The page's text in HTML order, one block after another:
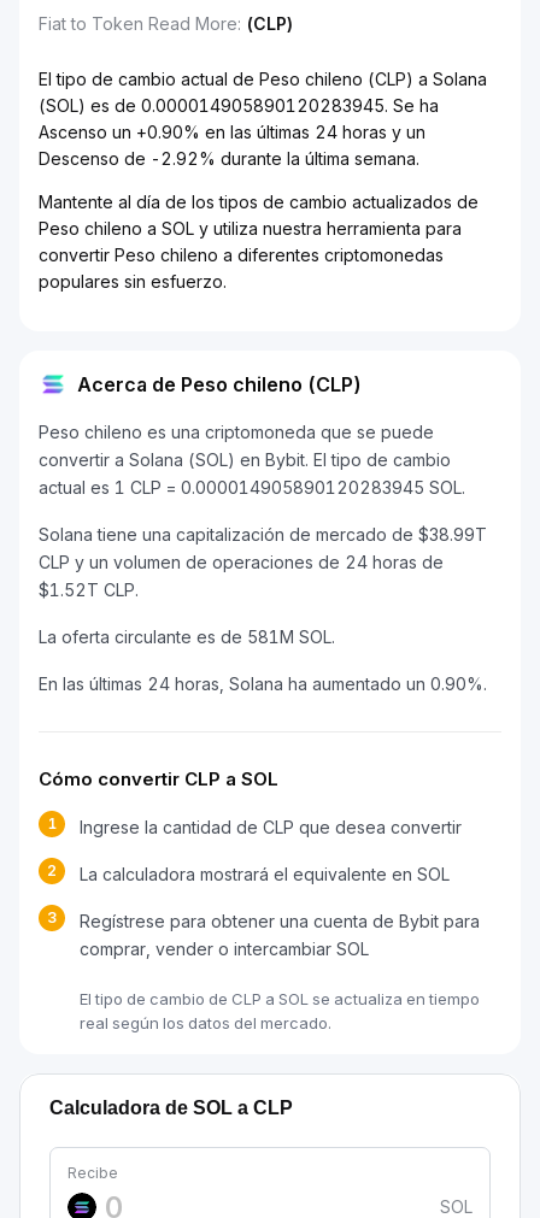
Fiat to Token Read More: (CLP)
El tipo de cambio actual de Peso chileno (CLP) a Solana
(SOL) es de 0.000014905890120283945. Se ha
Ascenso un +0.90% en las últimas 24 horas y un
Descenso de -2.92% durante la última semana.
Mantente al día de los tipos de cambio actualizados de
Peso chileno a SOL y utiliza nuestra herramienta para
convertir Peso chileno a diferentes criptomonedas
populares sin esfuerzo.
Acerca de Peso chileno (CLP)
Peso chileno es una criptomoneda que se puede
convertir a Solana (SOL) en Bybit. El tipo de cambio
actual es 1 CLP = 0.000014905890120283945 SOL.
Solana tiene una capitalización de mercado de $38.99T
CLP y un volumen de operaciones de 24 horas de
$1.52T CLP.
La oferta circulante es de 581M SOL.
En las últimas 24 horas, Solana ha aumentado un 0.90%.
Cómo convertir CLP a SOL
1 Ingrese la cantidad de CLP que desea convertir
2 La calculadora mostrará el equivalente en SOL
3
Regístrese para obtener una cuenta de Bybit para
comprar, vender o intercambiar SOL
El tipo de cambio de CLP a SOL se actualiza en tiempo
real según los datos del mercado.
Calculadora de SOL a CLP
Recibe
SOL